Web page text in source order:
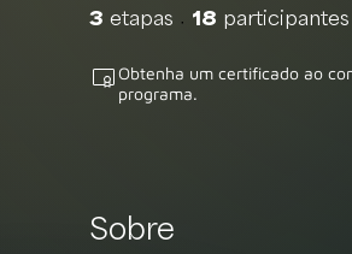
3 etapas 3 etapas
18 participantes
Obtenha um certificado ao
programa.
Sobre